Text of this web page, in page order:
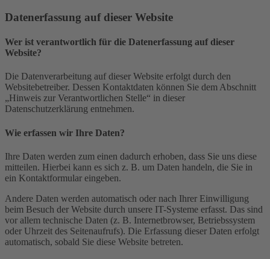
Datenerfassung auf dieser Website
Wer ist verantwortlich für die Datenerfassung auf dieser
Website?
Die Datenverarbeitung auf dieser Website erfolgt durch den
Websitebetreiber. Dessen Kontaktdaten können Sie dem Abschnitt
„Hinweis zur Verantwortlichen Stelle“ in dieser
Datenschutzerklärung entnehmen.
Wie erfassen wir Ihre Daten?
Ihre Daten werden zum einen dadurch erhoben, dass Sie uns diese
mitteilen. Hierbei kann es sich z. B. um Daten handeln, die Sie in
ein Kontaktformular eingeben.
Andere Daten werden automatisch oder nach Ihrer Einwilligung
beim Besuch der Website durch unsere IT-Systeme erfasst. Das sind
vor allem technische Daten (z. B. Internetbrowser, Betriebssystem
oder Uhrzeit des Seitenaufrufs). Die Erfassung dieser Daten erfolgt
automatisch, sobald Sie diese Website betreten.